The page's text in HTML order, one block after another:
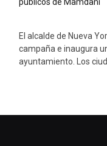
El alcalde de Nueva
campaña e inaugura
ayuntamiento. Los